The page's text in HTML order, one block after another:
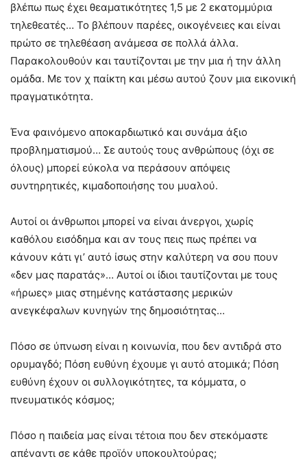
βλέπω πως έχει θεαματικότητες 1,5 με 2 εκατομμύρια
τηλεθεατές… Το βλέπουν παρέες, οικογένειες και είναι
πρώτο σε τηλεθέαση ανάμεσα σε πολλά άλλα.
Παρακολουθούν και ταυτίζονται με την μια ή την άλλη
ομάδα. Με τον χ παίκτη και μέσω αυτού ζουν μια εικονική
πραγματικότητα.
Ένα φαινόμενο αποκαρδιωτικό και συνάμα άξιο
προβληματισμού… Σε αυτούς τους ανθρώπους (όχι σε
όλους) μπορεί εύκολα να περάσουν απόψεις
συντηρητικές, κιμαδοποιήσης του μυαλού.
Αυτοί οι άνθρωποι μπορεί να είναι άνεργοι, χωρίς
καθόλου εισόδημα και αν τους πεις πως πρέπει να
κάνουν κάτι γι’ αυτό ίσως στην καλύτερη να σου πουν
«δεν μας παρατάς»… Αυτοί οι ίδιοι ταυτίζονται με τους
«ήρωες» μιας στημένης κατάστασης μερικών
ανεγκέφαλων κυνηγών της δημοσιότητας…
Πόσο σε ύπνωση είναι η κοινωνία, που δεν αντιδρά στο
ορυμαγδό; Πόση ευθύνη έχουμε γι αυτό ατομικά; Πόση
ευθύνη έχουν οι συλλογικότητες, τα κόμματα, ο
πνευματικός κόσμος;
Πόσο η παιδεία μας είναι τέτοια που δεν στεκόμαστε
απέναντι σε κάθε προϊόν υποκουλτούρας;